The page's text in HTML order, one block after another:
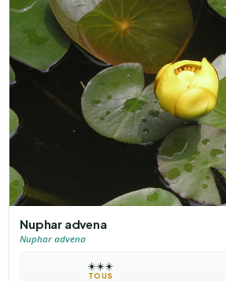
Nuphar advena
Nuphar advena
☀️☀️☀️
TOUS